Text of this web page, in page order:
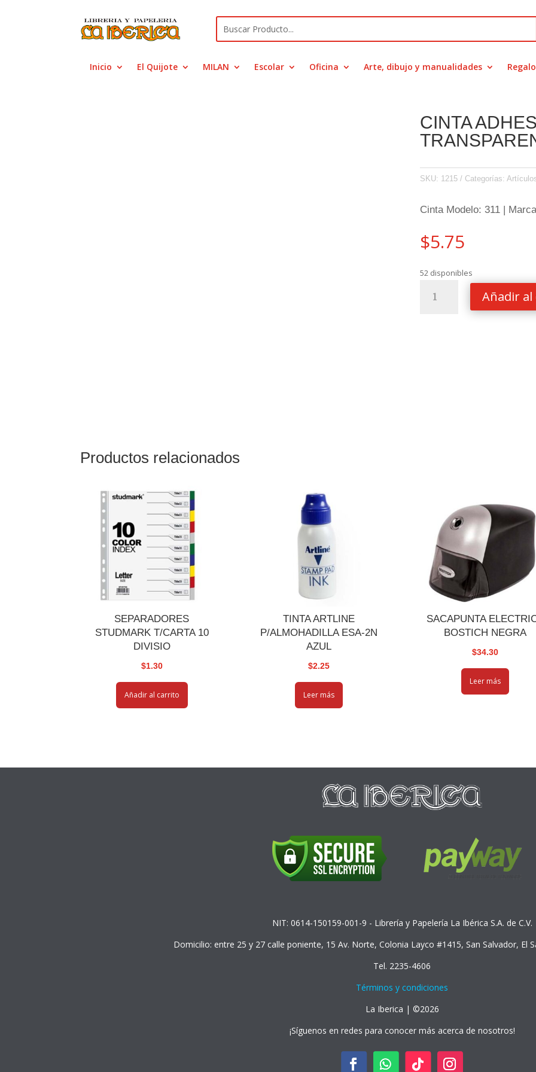
Inicio El Quijote MILAN Escolar Oficina Arte, dibujo y manualidades
CINTA
SKU: 1215 Categorías:
Cinta Modelo: 311 |
$5.75
52 disponibles
ADHESIVA
Añadir
Productos relacionados
SEPARADORES
STUDMARK T/CARTA 10
DIVISIO
$1.30
Añadir al carrito
TINTA ARTLINE
P/ALMOHADILLA ESA-2N
AZUL
$2.25
Leer más
SACAPUNTA
BOSTICH NEGRA
$34.30
Leer más
NIT: 0614-150159-001-9 - Librería y Papelería La Ibérica S.A. de C.V.
Domicilio: entre 25 y 27 calle poniente, 15 Av. Norte, Colonia Layco #1415, San Salvador, El
Tel. 2235-4606
Términos y condiciones
La Iberica | ©2026
¡Síguenos en redes para conocer más acerca de nosotros!